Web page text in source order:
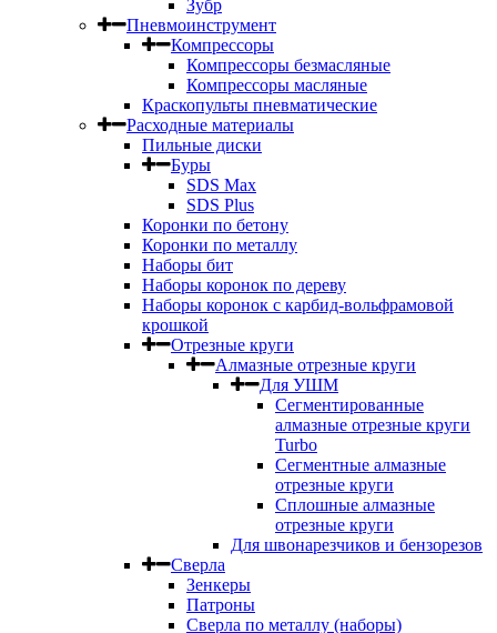
Зубр
Пневмоинструмент
Компрессоры
Компрессоры безмасляные
Компрессоры масляные
Краскопульты пневматические
Расходные материалы
Пильные диски
Буры
SDS Max
SDS Plus
Коронки по бетону
Коронки по металлу
Наборы бит
Наборы коронок по дереву
Наборы коронок с карбид-вольфрамовой
крошкой
Отрезные круги
Алмазные отрезные круги
Для УШМ
Сегментированные
алмазные отрезные круги
Turbo
Сегментные алмазные
отрезные круги
Сплошные алмазные
отрезные круги
Для швонарезчиков и бензорезов
Сверла
Зенкеры
Патроны
Сверла по металлу (наборы)